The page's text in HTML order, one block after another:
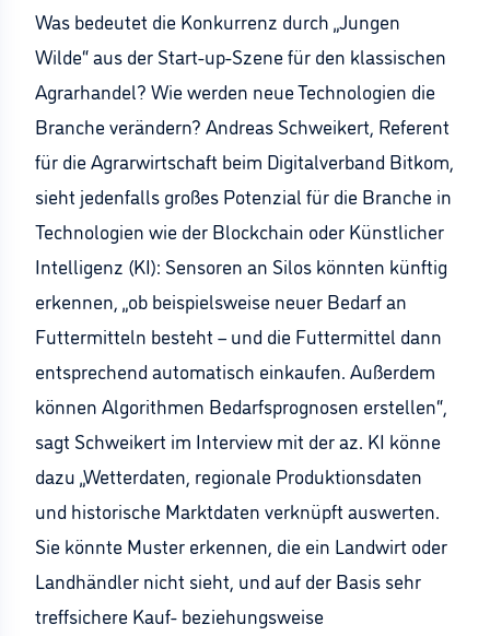
Was bedeutet die Konkurrenz durch „Jungen
Wilde“ aus der Start-up-Szene für den klassischen
Agrarhandel? Wie werden neue Technologien die
Branche verändern? Andreas Schweikert, Referent
für die Agrarwirtschaft beim Digitalverband Bitkom,
sieht jedenfalls großes Potenzial für die Branche in
Technologien wie der Blockchain oder Künstlicher
Intelligenz (KI): Sensoren an Silos könnten künftig
erkennen, „ob beispielsweise neuer Bedarf an
Futtermitteln besteht – und die Futtermittel dann
entsprechend automatisch einkaufen. Außerdem
können Algorithmen Bedarfsprognosen erstellen“,
sagt Schweikert im Interview mit der az. KI könne
dazu „Wetterdaten, regionale Produktionsdaten
und historische Marktdaten verknüpft auswerten.
Sie könnte Muster erkennen, die ein Landwirt oder
Landhändler nicht sieht, und auf der Basis sehr
treffsichere Kauf- beziehungsweise